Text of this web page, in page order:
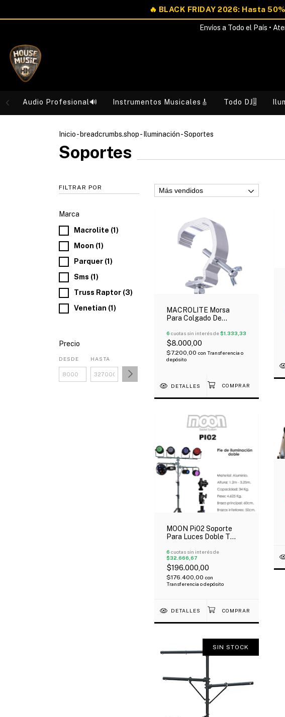
Envíos a Todo el País •
Audio Profesional🔊 Instrumentos Musicales🎸 Todo DJ🎚️
Inicio- breadcrumbs.shop- Iluminación-Soportes
Soportes
FILTRAR POR
Marca
Macrolite (1)
Moon (1)
Parquer (1)
Sms (1)
Truss Raptor (3)
Venetian (1)
Precio
DESDE HASTA
MACROLITE Morsa
Para Colgado De
Iluminacion Profesional
30Kg
6 cuotas sin interés de$1.333,33
$8.000,00
$7.200,00 con Transferencia o
depósito
DETALLES
MOON Pi02 Soporte
Para Luces Doble T
Ofeta!
6 cuotas sin interés de
$32.666,67
$196.000,00
$176.400,00 con
Transferencia o depósito
DETALLES
SIN STOCK